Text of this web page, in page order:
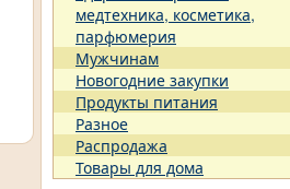
медтехника, косметика,
парфюмерия
Мужчинам
Новогодние закупки
Продукты питания
Разное
Распродажа
Товары для дома